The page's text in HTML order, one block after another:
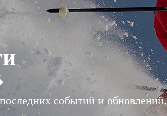
событий и обновлений.